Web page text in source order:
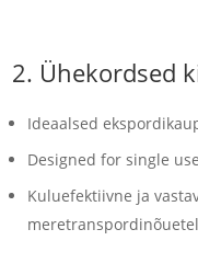
2. Ühekordsed
Ideaalsed
Designed for single
Kuluefektiivne ja